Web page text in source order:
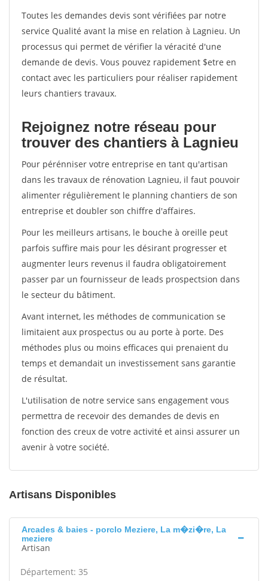
Toutes les demandes devis sont vérifiées par notre
service Qualité avant la mise en relation à Lagnieu. Un
processus qui permet de vérifier la véracité d'une
demande de devis. Vous pouvez rapidement $etre en
contact avec les particuliers pour réaliser rapidement
leurs chantiers travaux.
Rejoignez notre réseau pour
trouver des chantiers à Lagnieu
Pour pérénniser votre entreprise en tant qu'artisan
dans les travaux de rénovation Lagnieu, il faut pouvoir
alimenter régulièrement le planning chantiers de son
entreprise et doubler son chiffre d'affaires.
Pour les meilleurs artisans, le bouche à oreille peut
parfois suffire mais pour les désirant progresser et
augmenter leurs revenus il faudra obligatoirement
passer par un fournisseur de leads prospectsion dans
le secteur du bâtiment.
Avant internet, les méthodes de communication se
limitaient aux prospectus ou au porte à porte. Des
méthodes plus ou moins efficaces qui prenaient du
temps et demandait un investissement sans garantie
de résultat.
L'utilisation de notre service sans engagement vous
permettra de recevoir des demandes de devis en
fonction des creux de votre activité et ainsi assurer un
avenir à votre société.
Artisans Disponibles
Arcades & baies - porclo Meziere, La m�zi�re, La
meziere
Artisan
Département: 35